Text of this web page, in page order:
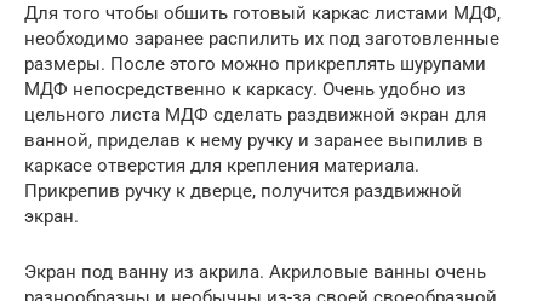
Для того чтобы обшить готовый каркас листами МДФ,
необходимо заранее распилить их под заготовленные
размеры. После этого можно прикреплять шурупами
МДФ непосредственно к каркасу. Очень удобно из
цельного листа МДФ сделать раздвижной экран для
ванной, приделав к нему ручку и заранее выпилив в
каркасе отверстия для крепления материала.
Прикрепив ручку к дверце, получится раздвижной
экран.
Экран под ванну из акрила. Акриловые ванны очень